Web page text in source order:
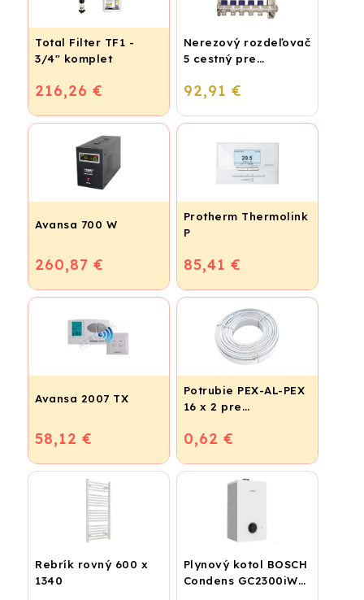
Total Filter TF1 -
3/4" komplet
216,26 €
Nerezový rozdeľovač
5 cestný pre
vykurovanie
92,91 €
Avansa 700 W
260,87 €
Protherm Thermolink
P
85,41 €
Avansa 2007 TX
58,12 €
Potrubie PEX-AL-PEX
16 x 2 pre
podlahové kúrenie a
0,62 €
Rebrík rovný 600 x
1340
Plynový kotol BOSCH
Condens GC2300iW